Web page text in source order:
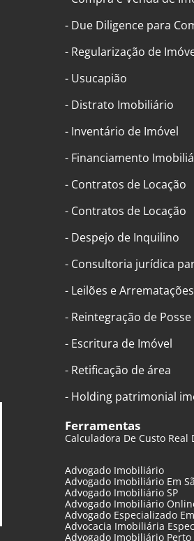
- Due Diligence para
- Regularização de
- Usucapião
- Distrato Imobiliário
- Inventário de Imóvel
- Financiamento
- Contratos de Locação
- Contratos de Locação
- Despejo de Inquilino
- Consultoria jurídica
- Leilões e Arrematações
- Reintegração de Posse
- Escritura de Imóvel
- Retificação de área
- Holding patrimonial
Ferramentas
Calculadora De Custo Real
Advogado Imobiliário
Advogado Imobiliário Em
Advogado Imobiliário SP
Advogado Imobiliário
Advogado Especializado
Advocacia Imobiliária
Advogado Imobiliário Perto